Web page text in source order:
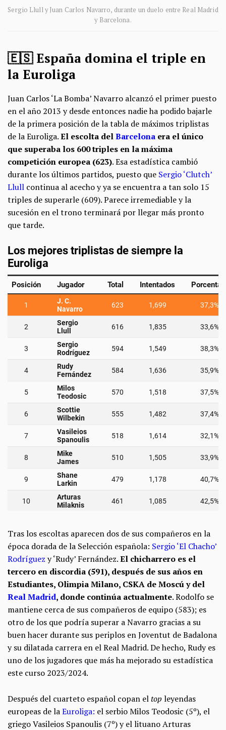
Sergio Llull y Juan Carlos Navarro, durante un duelo entre Real Madrid
y Barcelona.
🇪🇸 España domina el triple en
la Euroliga
Juan Carlos ‘La Bomba’ Navarro alcanzó el primer puesto
en el año 2013 y desde entonces nadie ha podido bajarle
de la primera posición de la tabla de máximos triplistas
de la Euroliga.El escolta delBarcelona era el único
que superaba los 600 triples en la máxima
competición europea (623). Esa estadística cambió
durante los últimos partidos, puesto que Sergio ‘Clutch’
Llull continua al acecho y ya se encuentra a tan solo 15
triples de superarle (609). Parece irremediable y la
sucesión en el trono terminará por llegar más pronto
que tarde.
Tras los escoltas aparecen dos de sus compañeros en la
época dorada de la Selección española: Sergio ‘El Chacho’
Rodríguez y ‘Rudy’ Fernández.El chicharrero es el
tercero en discordia (591), después de sus años en
Estudiantes, Olimpia Milano, CSKA de Moscú y del
Real Madrid, donde continúa actualmente. Rodolfo se
mantiene cerca de sus compañeros de equipo (583); es
otro de los que podría superar a Navarro gracias a su
buen hacer durante sus periplos en Joventut de Badalona
y su dilatada carrera en el Real Madrid. De hecho, Rudy es
uno de los jugadores que más ha mejorado su estadística
este curso 2023/2024.
Después del cuarteto español copan eltop leyendas
europeas de laEuroliga: el serbio Milos Teodosic (5º), el
griego Vasileios Spanoulis (7º) y el lituano Arturas